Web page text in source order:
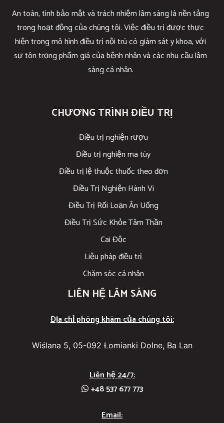
An toàn, tính bảo mật và trách nhiệm lâm sàng là nền tảng
trong hoạt động của chúng tôi. Việc điều trị được thực
hiện trong mô hình điều trị nội trú có giám sát y khoa, với
sự tôn trọng phẩm giá của bệnh nhân và các nhu cầu lâm
sàng cá nhân.
CHƯƠNG TRÌNH ĐIỀU TRỊ
Điều trị nghiện rượu
Điều trị nghiện ma túy
Điều trị lệ thuộc thuốc theo đơn
Điều Trị Nghiện Hành Vi
Điều Trị Rối Loạn Ăn Uống
Điều Trị Sức Khỏe Tâm Thần
Cai Độc
Liệu pháp điều trị
Chăm sóc cá nhân
LIÊN HỆ LÂM SÀNG
Địa chỉ phòng khám của chúng tôi:
Wiślana 5, 05-092 Łomianki Dolne, Ba Lan
Liên hệ 24/7:
+48 537 677 773
Email: